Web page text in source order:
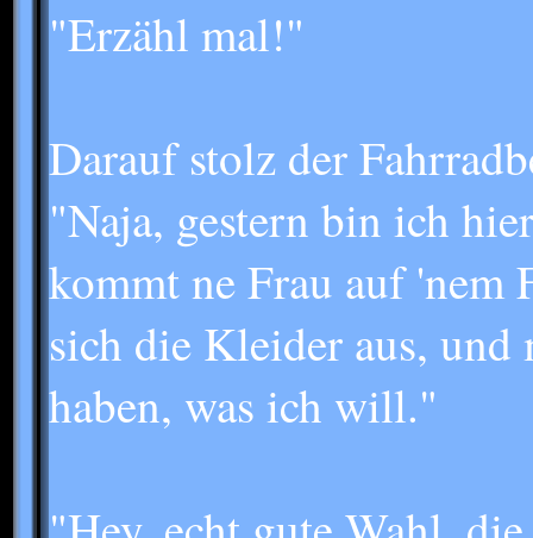
"Erzähl mal!"
Darauf stolz der
"Naja, gestern bin ich
kommt ne Frau auf 'nem
sich die Kleider aus,
haben, was ich will."